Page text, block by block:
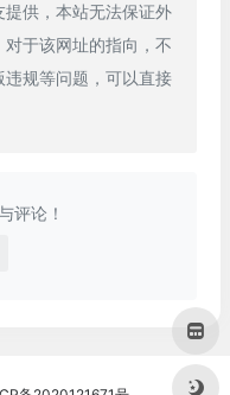
供，本站无法保证外
于该网址的指向，不
规等问题，可以直接
评论！